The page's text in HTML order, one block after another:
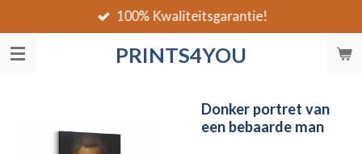
direct
naar
PRINTS4YOU
100% Kwaliteitsgarantie!
Donker portret van
een bebaarde man